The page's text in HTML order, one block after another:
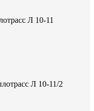
Л 10-11
Л 10-11/2